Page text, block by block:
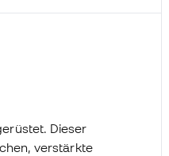
Dieser
verstärkte